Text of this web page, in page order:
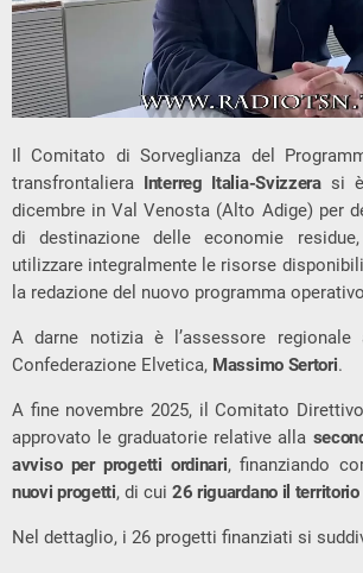
Il Comitato di Sorveglianza del
transfrontaliera Interreg Italia-Svizzerasi è
dicembre in Val Venosta (Alto Adige) per
di destinazione delle economie
utilizzare integralmente le risorse
la redazione del nuovo programma
A darne notizia è l’assessore
Confederazione Elvetica, Massimo Sertori.
A fine novembre 2025, il Comitato
approvato le graduatorie relative alla
avviso per progetti ordinari, finanziando
nuovi progetti, di cui 26 riguardano il territorio
Nel dettaglio, i 26 progetti finanziati si